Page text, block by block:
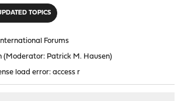
TOPICS
International Forums
(Moderator: Patrick M. Hausen)
load error: access r